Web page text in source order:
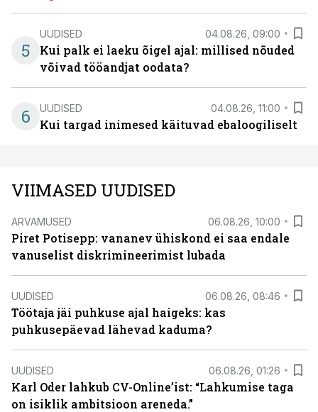
5
UUDISED 04.08.26, 09:00
Kui palk ei laeku õigel ajal: millised nõuded
võivad tööandjat oodata?
6 UUDISED 04.08.26, 11:00
Kui targad inimesed käituvad ebaloogiliselt
VIIMASED UUDISED
ARVAMUSED 06.08.26, 10:00
Piret Potisepp: vananev ühiskond ei saa endale
vanuselist diskrimineerimist lubada
UUDISED 06.08.26, 08:46
Töötaja jäi puhkuse ajal haigeks: kas
puhkusepäevad lähevad kaduma?
UUDISED 06.08.26, 01:26
Karl Oder lahkub CV-Online’ist: “Lahkumise taga
on isiklik ambitsioon areneda.”